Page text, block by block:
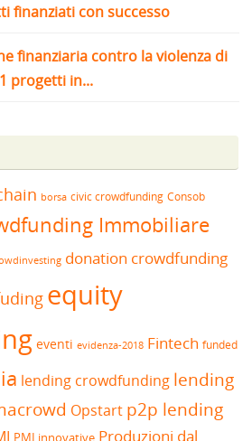
finanziati con successo
finanziaria contro la violenza di
progetti in...
borsa civic crowdfunding Consob
Immobiliare
donation crowdfunding
equity
eventi evidenza-2018 Fintech funded
lending crowdfunding lending
Opstart p2p lending
PMI innovative Produzioni dal